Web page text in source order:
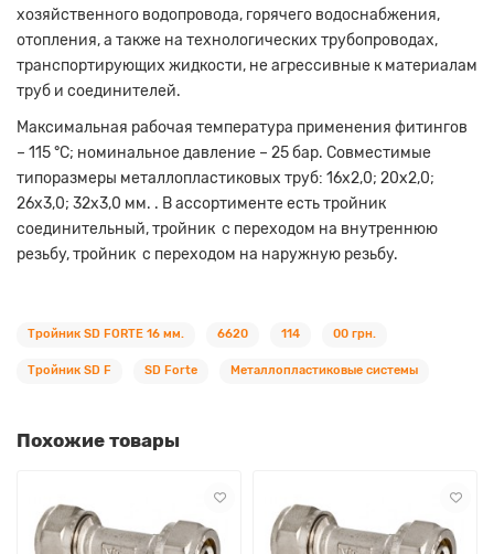
хозяйственного водопровода, горячего водоснабжения,
отопления, а также на технологических трубопроводах,
транспортирующих жидкости, не агрессивные к материалам
труб и соединителей.
Максимальная рабочая температура применения фитингов
– 115 °С; номинальное давление – 25 бар. Совместимые
типоразмеры металлопластиковых труб: 16х2,0; 20х2,0;
26х3,0; 32х3,0 мм. . В ассортименте есть тройник
соединительный, тройник с переходом на внутреннюю
резьбу, тройник с переходом на наружную резьбу.
Тройник SD FORTE 16 мм. 6620 114 00 грн.
Тройник SD F SD Forte Металлопластиковые системы
Похожие товары